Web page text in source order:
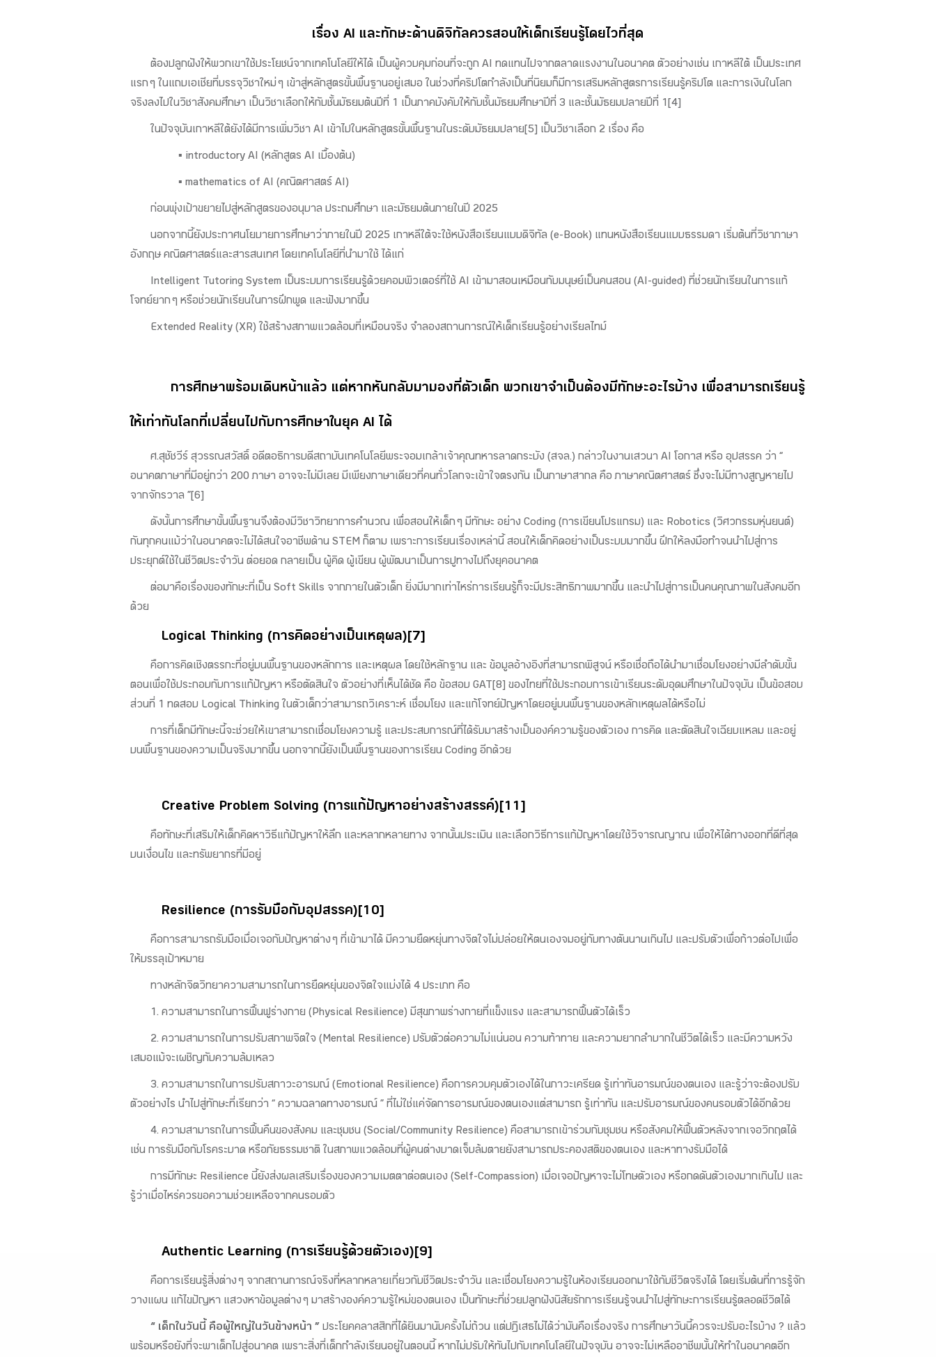
เรื่อง AI และทักษะด้านดิจิทัลควรสอนให้เด็กเรียนรู้โดยไวที่สุด
ต้องปลูกฝังให้พวกเขาใช้ประโยชน์จากเทคโนโลยีให้ได้ เป็นผู้ควบคุมก่อนที่จะถูก AI ทดแทนไปจากตลาดแรงงานในอนาคต ตัวอย่างเช่น เกาหลีใต้ เป็นประเทศ
แรก ๆ ในแถบเอเชียที่บรรจุวิชาใหม่ ๆ เข้าสู่หลักสูตรขั้นพื้นฐานอยู่เสมอ ในช่วงที่คริปโตกำลังเป็นที่นิยมก็มีการเสริมหลักสูตรการเรียนรู้คริปโต และการเงินในโลก
จริงลงไปในวิชาสังคมศึกษา เป็นวิชาเลือกให้กับชั้นมัธยมต้นปีที่ 1 เป็นภาคบังคับให้กับชั้นมัธยมศึกษาปีที่ 3 และชั้นมัธยมปลายปีที่ 1[4]
ในปัจจุบันเกาหลีใต้ยังได้มีการเพิ่มวิชา AI เข้าไปในหลักสูตรขั้นพื้นฐานในระดับมัธยมปลาย[5] เป็นวิชาเลือก 2 เรื่อง คือ
▪ introductory AI (หลักสูตร AI เบื้องต้น)
▪ mathematics of AI (คณิตศาสตร์ AI)
ก่อนพุ่งเป้าขยายไปสู่หลักสูตรของอนุบาล ประถมศึกษา และมัธยมต้นภายในปี 2025
นอกจากนี้ยังประกาศนโยบายการศึกษาว่าภายในปี 2025 เกาหลีใต้จะใช้หนังสือเรียนแบบดิจิทัล (e-Book) แทนหนังสือเรียนแบบธรรมดา เริ่มต้นที่วิชาภาษา
อังกฤษ คณิตศาสตร์และสารสนเทศ โดยเทคโนโลยีที่นำมาใช้ ได้แก่
Intelligent Tutoring System เป็นระบบการเรียนรู้ด้วยคอมพิวเตอร์ที่ใช้ AI เข้ามาสอนเหมือนกับมนุษย์เป็นคนสอน (AI-guided) ที่ช่วยนักเรียนในการแก้
โจทย์ยาก ๆ หรือช่วยนักเรียนในการฝึกพูด และฟังมากขึ้น
Extended Reality (XR) ใช้สร้างสภาพแวดล้อมที่เหมือนจริง จำลองสถานการณ์ให้เด็กเรียนรู้อย่างเรียลไทม์
การศึกษาพร้อมเดินหน้าแล้ว แต่หากหันกลับมามองที่ตัวเด็ก พวกเขาจำเป็นต้องมีทักษะอะไรบ้าง เพื่อสามารถเรียนรู้
ให้เท่าทันโลกที่เปลี่ยนไปกับการศึกษาในยุค AI ได้
ศ.สุชัชวีร์ สุวรรณสวัสดิ์ อดีตอธิการบดีสถาบันเทคโนโลยีพระจอมเกล้าเจ้าคุณทหารลาดกระบัง (สจล.) กล่าวในงานเสวนา AI โอกาส หรือ อุปสรรค ว่า “
อนาคตภาษาที่มีอยู่กว่า 200 ภาษา อาจจะไม่มีเลย มีเพียงภาษาเดียวที่คนทั่วโลกจะเข้าใจตรงกัน เป็นภาษาสากล คือ ภาษาคณิตศาสตร์ ซึ่งจะไม่มีทางสูญหายไป
จากจักรวาล ”[6]
ดังนั้นการศึกษาขั้นพื้นฐานจึงต้องมีวิชาวิทยาการคำนวณ เพื่อสอนให้เด็ก ๆ มีทักษะ อย่าง Coding (การเขียนโปรแกรม) และ Robotics (วิศวกรรมหุ่นยนต์)
กันทุกคนแม้ว่าในอนาคตจะไม่ได้สนใจอาชีพด้าน STEM ก็ตาม เพราะการเรียนเรื่องเหล่านี้ สอนให้เด็กคิดอย่างเป็นระบบมากขึ้น ฝึกให้ลงมือทำจนนำไปสู่การ
ประยุกต์ใช้ในชีวิตประจำวัน ต่อยอด กลายเป็น ผู้คิด ผู้เขียน ผู้พัฒนาเป็นการปูทางไปถึงยุคอนาคต
ต่อมาคือเรื่องของทักษะที่เป็น Soft Skills จากภายในตัวเด็ก ยิ่งมีมากเท่าไหร่การเรียนรู้ก็จะมีประสิทธิภาพมากขึ้น และนำไปสู่การเป็นคนคุณภาพในสังคมอีก
ด้วย
Logical Thinking (การคิดอย่างเป็นเหตุผล)[7]
คือการคิดเชิงตรรกะที่อยู่บนพื้นฐานของหลักการ และเหตุผล โดยใช้หลักฐาน และ ข้อมูลอ้างอิงที่สามารถพิสูจน์ หรือเชื่อถือได้นำมาเชื่อมโยงอย่างมีลำดับขั้น
ตอนเพื่อใช้ประกอบกับการแก้ปัญหา หรือตัดสินใจ ตัวอย่างที่เห็นได้ชัด คือ ข้อสอบ GAT[8] ของไทยที่ใช้ประกอบการเข้าเรียนระดับอุดมศึกษาในปัจจุบัน เป็นข้อสอบ
ส่วนที่ 1 ทดสอบ Logical Thinking ในตัวเด็กว่าสามารถวิเคราะห์ เชื่อมโยง และแก้โจทย์ปัญหาโดยอยู่บนพื้นฐานของหลักเหตุผลได้หรือไม่
การที่เด็กมีทักษะนี้จะช่วยให้เขาสามารถเชื่อมโยงความรู้ และประสบการณ์ที่ได้รับมาสร้างเป็นองค์ความรู้ของตัวเอง การคิด และตัดสินใจเฉียบแหลม และอยู่
บนพื้นฐานของความเป็นจริงมากขึ้น นอกจากนี้ยังเป็นพื้นฐานของการเรียน Coding อีกด้วย
Creative Problem Solving (การแก้ปัญหาอย่างสร้างสรรค์)[11]
คือทักษะที่เสริมให้เด็กคิดหาวิธีแก้ปัญหาให้ลึก และหลากหลายทาง จากนั้นประเมิน และเลือกวิธีการแก้ปัญหาโดยใช้วิจารณญาณ เพื่อให้ได้ทางออกที่ดีที่สุด
บนเงื่อนไข และทรัพยากรที่มีอยู่
Resilience (การรับมือกับอุปสรรค)[10]
คือการสามารถรับมือเมื่อเจอกับปัญหาต่าง ๆ ที่เข้ามาได้ มีความยืดหยุ่นทางจิตใจไม่ปล่อยให้ตนเองจมอยู่กับทางตันนานเกินไป และปรับตัวเพื่อก้าวต่อไปเพื่อ
ให้บรรลุเป้าหมาย
ทางหลักจิตวิทยาความสามารถในการยืดหยุ่นของจิตใจแบ่งได้ 4 ประเภท คือ
1. ความสามารถในการฟื้นฟูร่างกาย (Physical Resilience) มีสุขภาพร่างกายที่แข็งแรง และสามารถฟื้นตัวได้เร็ว
2. ความสามารถในการปรับสภาพจิตใจ (Mental Resilience) ปรับตัวต่อความไม่แน่นอน ความท้าทาย และความยากลำบากในชีวิตได้เร็ว และมีความหวัง
เสมอแม้จะเผชิญกับความล้มเหลว
3. ความสามารถในการปรับสภาวะอารมณ์ (Emotional Resilience) คือการควบคุมตัวเองได้ในภาวะเครียด รู้เท่าทันอารมณ์ของตนเอง และรู้ว่าจะต้องปรับ
ตัวอย่างไร นำไปสู่ทักษะที่เรียกว่า “ ความฉลาดทางอารมณ์ ” ที่ไม่ใช่แค่จัดการอารมณ์ของตนเองแต่สามารถ รู้เท่าทัน และปรับอารมณ์ของคนรอบตัวได้อีกด้วย
4. ความสามารถในการฟื้นคืนของสังคม และชุมชน (Social/Community Resilience) คือสามารถเข้าร่วมกับชุมชน หรือสังคมให้ฟื้นตัวหลังจากเจอวิกฤตได้
เช่น การรับมือกับโรคระบาด หรือภัยธรรมชาติ ในสภาพแวดล้อมที่ผู้คนต่างบาดเจ็บล้มตายยังสามารถประคองสติของตนเอง และหาทางรับมือได้
การมีทักษะ Resilience นี้ยังส่งผลเสริมเรื่องของความเมตตาต่อตนเอง (Self-Compassion) เมื่อเจอปัญหาจะไม่โทษตัวเอง หรือกดดันตัวเองมากเกินไป และ
รู้ว่าเมื่อไหร่ควรขอความช่วยเหลือจากคนรอบตัว
Authentic Learning (การเรียนรู้ด้วยตัวเอง)[9]
คือการเรียนรู้สิ่งต่าง ๆ จากสถานการณ์จริงที่หลากหลายเกี่ยวกับชีวิตประจำวัน และเชื่อมโยงความรู้ในห้องเรียนออกมาใช้กับชีวิตจริงได้ โดยเริ่มต้นที่การรู้จัก
วางแผน แก้ไขปัญหา แสวงหาข้อมูลต่าง ๆ มาสร้างองค์ความรู้ใหม่ของตนเอง เป็นทักษะที่ช่วยปลูกฝังนิสัยรักการเรียนรู้จนนำไปสู่ทักษะการเรียนรู้ตลอดชีวิตได้
“ เด็กในวันนี้ คือผู้ใหญ่ในวันข้างหน้า ” ประโยคคลาสสิกที่ได้ยินมานับครั้งไม่ถ้วน แต่ปฏิเสธไม่ได้ว่ามันคือเรื่องจริง การศึกษาวันนี้ควรจะปรับอะไรบ้าง ? แล้ว
พร้อมหรือยังที่จะพาเด็กไปสู่อนาคต เพราะสิ่งที่เด็กกำลังเรียนอยู่ในตอนนี้ หากไม่ปรับให้ทันไปกับเทคโนโลยีในปัจจุบัน อาจจะไม่เหลืออาชีพนั้นให้ทำในอนาคตอีก